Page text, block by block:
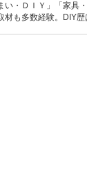
い・ＤＩＹ」「家
材も多数経験。DIY